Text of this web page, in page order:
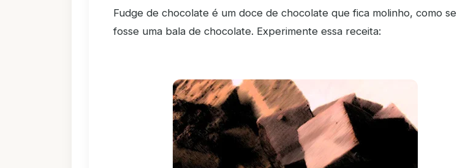
Fudge de chocolate é um doce de chocolate que fica molinho, como se
fosse uma bala de chocolate. Experimente essa receita: